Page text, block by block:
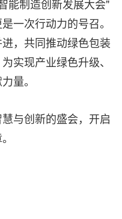
能制造创新发展大会"
一次行动力的号召。
，共同推动绿色包装
实现产业绿色升级、
量。
与创新的盛会，开启
。